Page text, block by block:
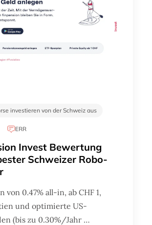
investieren von der Schweiz aus
ERR
Invest Bewertung
Schweizer Robo-
von 0.47% all-in, ab CHF 1,
und optimierte US-
(bis zu 0.30%/Jahr …